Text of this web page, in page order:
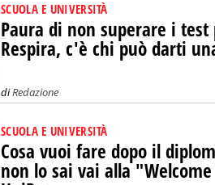
SCUOLA E UNIVERSITÀ
Paura di non superare i test
Respira, c'è chi può darti
diRedazione
SCUOLA E UNIVERSITÀ
Cosa vuoi fare dopo il
non lo sai vai alla